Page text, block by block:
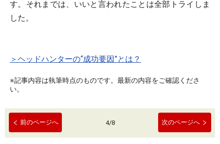
す。それまでは、いいと言われたことは全部トライしま
した。
＞ヘッドハンターの“成功要因”とは？
※記事内容は執筆時点のものです。最新の内容をご確認くださ
い。
前のページへ 4/8 次のページへ